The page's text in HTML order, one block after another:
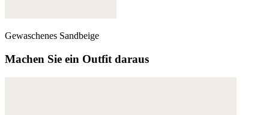
Gewaschenes Sandbeige
Machen Sie ein Outfit daraus